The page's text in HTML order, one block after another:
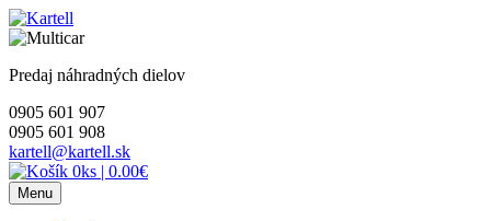
Skip
to
Predaj náhradných dielov
0905 601 907
0905 601 908
kartell@kartell.sk
0ks | 0.00€
Menu